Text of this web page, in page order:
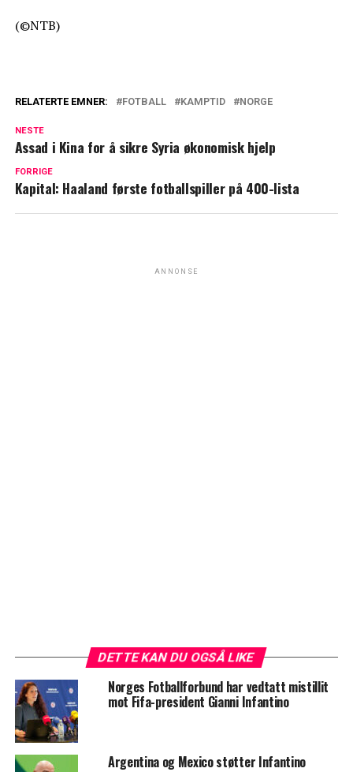
(©NTB)
RELATERTE EMNER: FOTBALL KAMPTID NORGE
NESTE
Assad i Kina for å sikre Syria økonomisk hjelp
FORRIGE
Kapital: Haaland første fotballspiller på 400-lista
ANNONSE
DETTE KAN DU OGSÅ LIKE
Norges Fotballforbund har vedtatt mistillit
mot Fifa-president Gianni Infantino
Argentina og Mexico støtter Infantino